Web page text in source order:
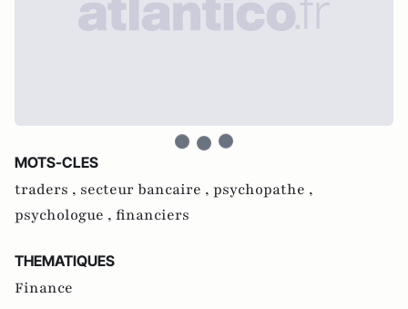
MOTS-CLES
traders , secteur bancaire , psychopathe ,
psychologue , financiers
THEMATIQUES
Finance